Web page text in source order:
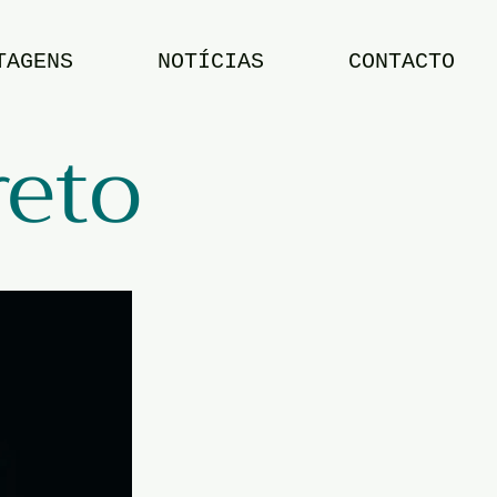
NOTÍCIAS CONTACTO